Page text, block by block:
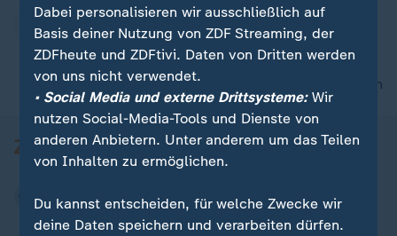
Bremen
nach oben
Dabei personalisieren wir ausschließlich auf
Basis deiner Nutzung von ZDF Streaming, der
ZDFheute und ZDFtivi. Daten von Dritten werden
von uns nicht verwendet.
• Social Media und externe Drittsysteme:Wir
nutzen Social-Media-Tools und Dienste von
anderen Anbietern. Unter anderem um das Teilen
von Inhalten zu ermöglichen.
Du kannst entscheiden, für welche Zwecke wir
deine Daten speichern und verarbeiten dürfen.